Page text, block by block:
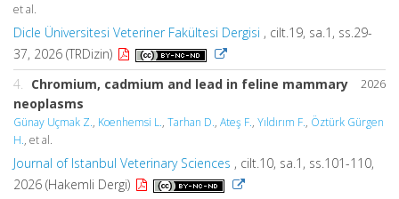
et al.
Dicle Üniversitesi Veteriner Fakültesi Dergisi , cilt.19, sa.1, ss.29-
37, 2026 (TRDizin)
2026
4. Chromium, cadmium and lead in feline mammary
neoplasms
Günay Uçmak Z., Koenhemsi L., Tarhan D., Ateş F., Yıldırım F., Öztürk Gürgen
H., et al.
Journal of Istanbul Veterinary Sciences , cilt.10, sa.1, ss.101-110,
2026 (Hakemli Dergi)